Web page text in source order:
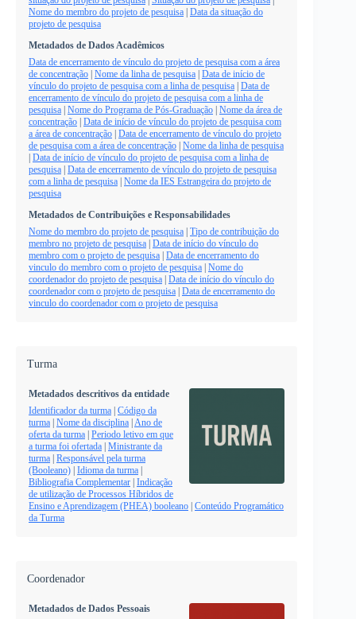
Nome do membro do projeto de pesquisa Data da situação do
projeto de pesquisa
Metadados de Dados Acadêmicos
Data de encerramento de vínculo do projeto de pesquisa com a área
de concentração Nome da linha de pesquisa Data de início de
vínculo do projeto de pesquisa com a linha de pesquisa Data de
encerramento de vínculo do projeto de pesquisa com a linha de
pesquisa Nome do Programa de Pós-Graduação Nome da área de
concentração Data de início de vínculo do projeto de pesquisa com
a área de concentração Data de encerramento de vínculo do projeto
de pesquisa com a área de concentração Nome da linha de pesquisa
Data de início de vínculo do projeto de pesquisa com a linha de
pesquisa Data de encerramento de vínculo do projeto de pesquisa
com a linha de pesquisa Nome da IES Estrangeira do projeto de
pesquisa
Metadados de Contribuições e Responsabilidades
Nome do membro do projeto de pesquisa Tipo de contribuição do
membro no projeto de pesquisa Data de início do vínculo do
membro com o projeto de pesquisa Data de encerramento do
vinculo do membro com o projeto de pesquisa Nome do
coordenador do projeto de pesquisa Data de início do vínculo do
coordenador com o projeto de pesquisa Data de encerramento do
vinculo do coordenador com o projeto de pesquisa
Turma
Metadados descritivos da entidade
Identificador da turma Código da
turma Nome da disciplina Ano de
oferta da turma Periodo letivo em que
a turma foi ofertada Ministrante da
turma Responsável pela turma
(Booleano) Idioma da turma
Bibliografia Complementar Indicação
de utilização de Processos Híbridos de
Ensino e Aprendizagem (PHEA) booleano Conteúdo Programático
da Turma
Coordenador
Metadados de Dados Pessoais